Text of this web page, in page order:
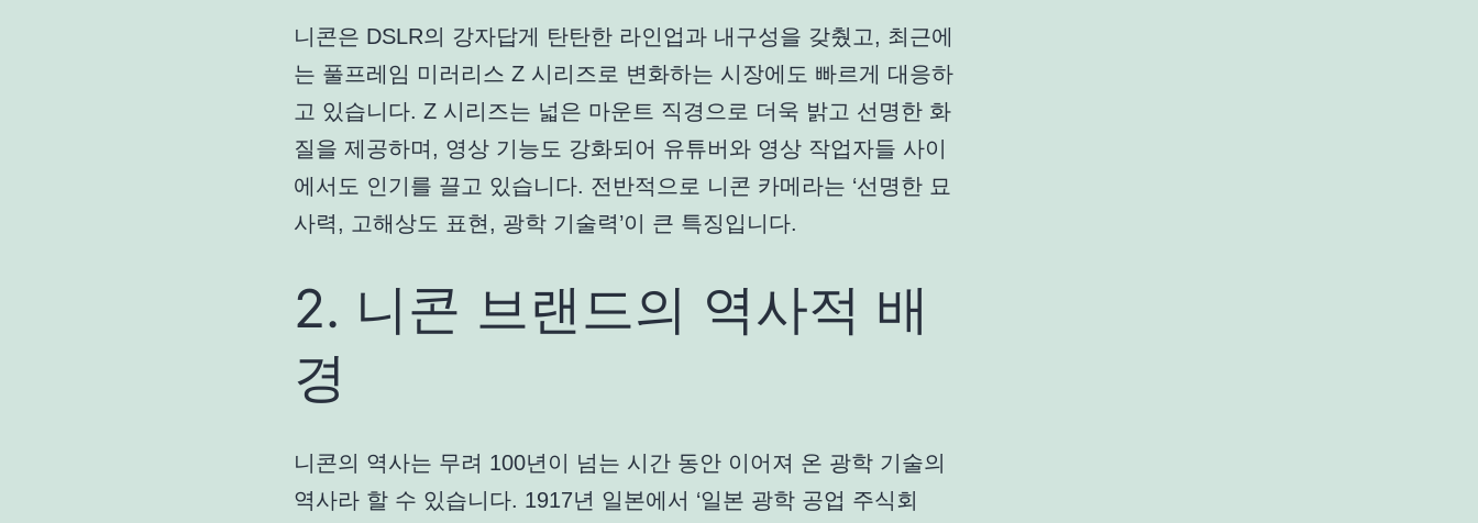
니콘은 DSLR의 강자답게 탄탄한 라인업과 내구성을 갖췄고, 최근에
는 풀프레임 미러리스 Z 시리즈로 변화하는 시장에도 빠르게 대응하
고 있습니다. Z 시리즈는 넓은 마운트 직경으로 더욱 밝고 선명한 화
질을 제공하며, 영상 기능도 강화되어 유튜버와 영상 작업자들 사이
에서도 인기를 끌고 있습니다. 전반적으로 니콘 카메라는 ‘선명한 묘
사력, 고해상도 표현, 광학 기술력’이 큰 특징입니다.
2. 니콘 브랜드의 역사적 배
경
니콘의 역사는 무려 100년이 넘는 시간 동안 이어져 온 광학 기술의
역사라 할 수 있습니다. 1917년 일본에서 ‘일본 광학 공업 주식회